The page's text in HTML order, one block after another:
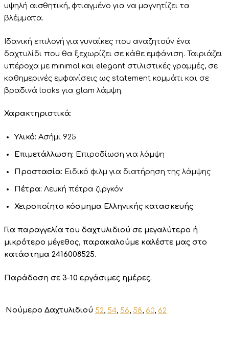
υψηλή αισθητική, φτιαγμένο για να μαγνητίζει τα
βλέμματα.
Ιδανική επιλογή για γυναίκες που αναζητούν ένα
δαχτυλίδι που θα ξεχωρίζει σε κάθε εμφάνιση. Ταιριάζει
υπέροχα με minimal και elegant στιλιστικές γραμμές, σε
καθημερινές εμφανίσεις ως statement κομμάτι και σε
βραδινά looks για glam λάμψη.
Χαρακτηριστικά:
Υλικό: Ασήμι 925
Επιμετάλλωση: Επιροδίωση για λάμψη
Προστασία: Ειδικό φιλμ για διατήρηση της λάμψης
Πέτρα: Λευκή πέτρα ζιργκόν
Χειροποίητο κόσμημα Ελληνικής κατασκευής
Για παραγγελία του δαχτυλιδιού σε μεγαλύτερο ή
μικρότερο μέγεθος, παρακαλούμε καλέστε μας στο
κατάστημα 2416008525.
Παράδοση σε 3-10 εργάσιμες ημέρες.
Νούμερο Δαχτυλιδιού 52, 54, 56, 58, 60, 62